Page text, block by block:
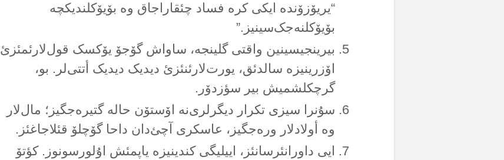
“یریۆزۆندە ایکی کرە فساد چئقاراجاق وە بۆیۆکلندیکچە
بۆیۆکلنەجک‌سینیز.”
بیرینجیسینین واقتی گلینجە، ساواش گۆجۆ یۆکسک قول‌لارئمئزئ
اۆزرینیزە سالدئق، یورت‌لارئنئزئ دیدیک دیدیک أتتی‌لر. بو،
گرچکلشمیش بیر سؤزدۆر.
سۇنرا سیزی تکرار دیگرلری‌نە اۆستۆن حالە گتیرەجگیز؛ مال‌لار
وە أولادلار ورەجگیز، عاسکری آچئ‌دان داحا گۆچلۆ قئلاجاغئز.
ایی داورانئرسانئز، اییلیگی کندینیزە یاپمئش اۇلورسونوز. کؤتۆ